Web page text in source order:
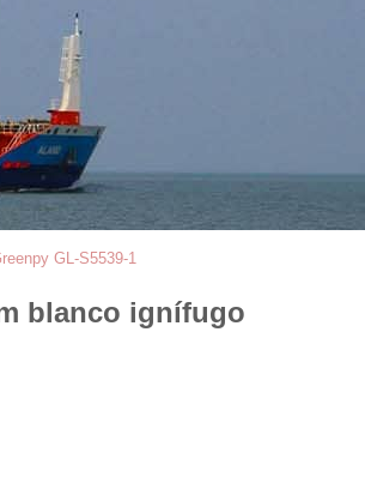
GL-S5539-1
blanco ignífugo